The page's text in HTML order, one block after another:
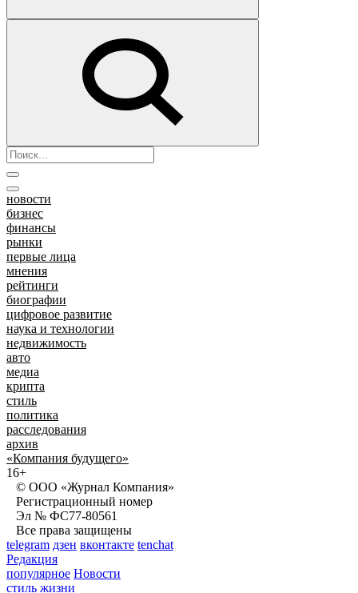
новости
бизнес
финансы
рынки
первые лица
мнения
рейтинги
биографии
цифровое развитие
наука и технологии
недвижимость
авто
медиа
крипта
стиль
политика
расследования
архив
«Компания будущего»
16+
© ООО «Журнал Компания»
Регистрационный номер
Эл № ФС77-80561
Все права защищены
telegram дзен вконтакте tenchat
Редакция
популярное Новости
стиль жизни